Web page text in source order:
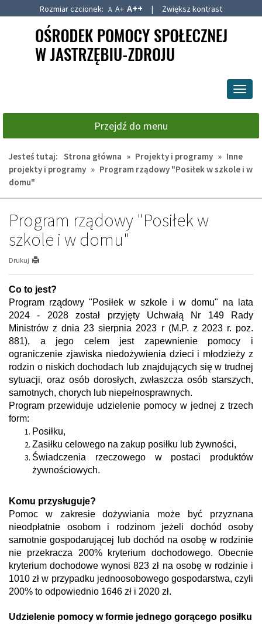
wyszukiwarki
Rozmiar czcionek: A A+ A++ | Zwiększ kontrast
Przejdź do menu
Jesteś tutaj: Strona główna » Projekty i programy » Inne
projekty i programy » Program rządowy "Posiłek w szkole i w
domu"
Program rządowy "Posiłek w
szkole i w domu"
Drukuj
Co to jest?
Program rządowy "Posiłek w szkole i w domu" na lata
2024 - 2028 został przyjęty Uchwałą Nr 149 Rady
Ministrów z dnia 23 sierpnia 2023 r (M.P. z 2023 r. poz.
881), a jego celem jest zapewnienie pomocy i
ograniczenie zjawiska niedożywienia dzieci i młodzieży z
rodzin o niskich dochodach lub znajdujących się w trudnej
sytuacji, oraz osób dorosłych, zwłaszcza osób starszych,
samotnych, chorych lub niepełnosprawnych.
Program przewiduje udzielenie pomocy w jednej z trzech
form:
Posiłku,
Zasiłku celowego na zakup posiłku lub żywności,
Świadczenia rzeczowego w postaci produktów
żywnościowych.
Komu przysługuje?
Pomoc w zakresie dożywiania może być przyznana
nieodpłatnie osobom i rodzinom jeżeli dochód osoby
samotnie gospodarującej lub dochód na osobę w rodzinie
nie przekracza 200% kryterium dochodowego. Obecnie
kryterium dochodowe wynosi 823 zł na osobę w rodzinie i
1010 zł w przypadku jednoosobowego gospodarstwa, czyli
200% to odpowiednio 1646 zł i 2020 zł.
Udzielenie pomocy w formie jednego gorącego posiłku